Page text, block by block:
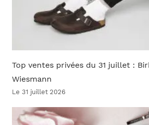
Top ventes privées du 31 juillet :
Wiesmann
Le 31 juillet 2026